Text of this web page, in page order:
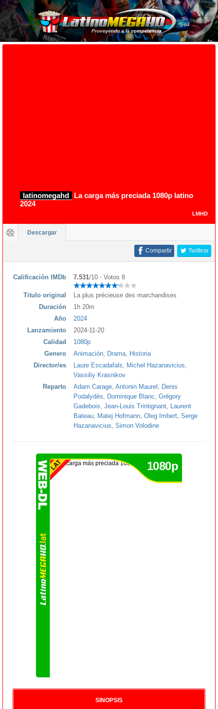
latinomegahd
La carga más preciada 1080p latino
2024
LMHD
Descargar
Twittear
Compartir
Calificación IMDb 7.531/10 - Votos 8
Titulo original
La plus précieuse des marchandises
Duración
1h 20m
Año
2024
Lanzamiento
2024-11-20
Calidad
1080p
Genero
Animación Drama
Historia
Director/es
Laure Escadafals Michel Hazanavicius
Vassiliy Krasnikov
Reparto
Adam Carage Antonin Maurel
Denis
Podalydès
Dominique Blanc Grégory
Gadebois Jean-Louis Trintignant
Laurent
Bateau
Matej Hofmann Oleg Imbert Serge
Hazanavicius Simon Volodine
1080p
SINOPSIS